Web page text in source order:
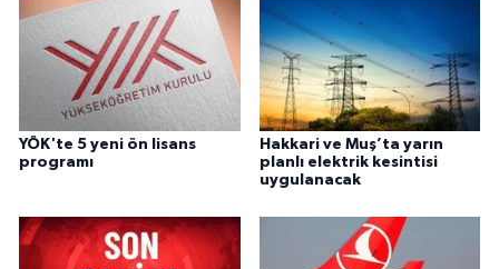
YÖK'te 5 yeni ön lisans
programı
Hakkari ve Muş’ta yarın
planlı elektrik kesintisi
uygulanacak